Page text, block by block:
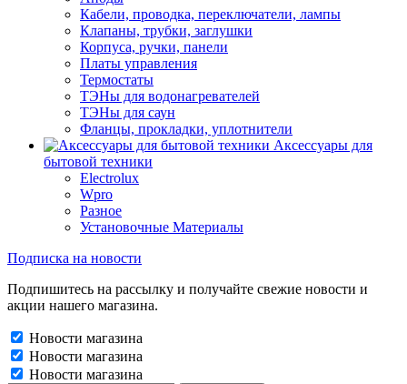
Кабели, проводка, переключатели, лампы
Клапаны, трубки, заглушки
Корпуса, ручки, панели
Платы управления
Термостаты
ТЭНы для водонагревателей
ТЭНы для саун
Фланцы, прокладки, уплотнители
Аксессуары для
бытовой техники
Electrolux
Wpro
Разное
Установочные Материалы
Подписка на новости
Подпишитесь на рассылку и получайте свежие новости и
акции нашего магазина.
Новости магазина
Новости магазина
Новости магазина